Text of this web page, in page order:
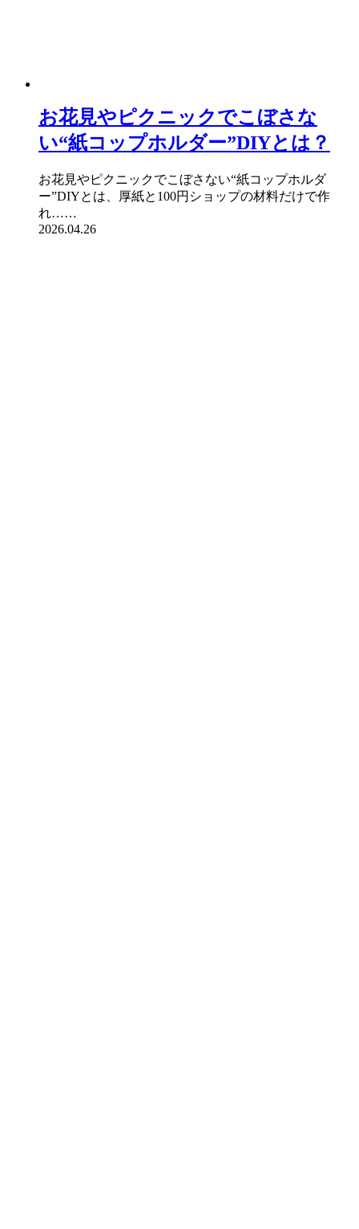
お花見やピクニックでこぼさな
い“紙コップホルダー”DIYとは？
お花見やピクニックでこぼさない“紙コップホルダ
ー”DIYとは、厚紙と100円ショップの材料だけで作
れ……
2026.04.26